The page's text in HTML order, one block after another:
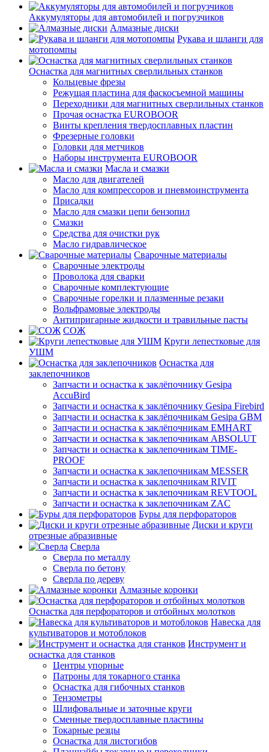
Аккумуляторы для автомобилей и погрузчиков
Алмазные диски
Рукава и шланги для
мотопомпы
Оснастка для магнитных сверлильных станков
Кольцевые фрезы
Режущая пластина для фаскосъемной машины
Переходники для магнитных сверлильных станков
Прочая оснастка EUROBOOR
Винты крепления твердосплавных пластин
Фрезерные головки
Головки для метчиков
Наборы инструмента EUROBOOR
Масла и смазки
Масло для двигателей
Масло для компрессоров и пневмоинструмента
Присадки
Масло для смазки цепи бензопил
Смазки
Средства для очистки рук
Масло гидравлическое
Сварочные материалы
Сварочные электроды
Проволока для сварки
Сварочные комплектующие
Сварочные горелки и плазменные резаки
Вольфрамовые электроды
Антипригарные жидкости и травильные пасты
СОЖ
Круги лепестковые для
УШМ
Оснастка для
заклепочников
Запчасти и оснастка к заклёпочнику Gesipa
AccuBird
Запчасти и оснастка к заклёпочнику Gesipa Firebird
Запчасти и оснастка к заклёпочникам Gesipa GBM
Запчасти и оснастка к заклёпочникам EMHART
Запчасти и оснастка к заклепочникам ABSOLUT
Запчасти и оснастка к заклепочникам TIME-
PROOF
Запчасти и оснастка к заклепочникам MESSER
Запчасти и оснастка к заклепочникам RIVIT
Запчасти и оснастка к заклепочникам REVTOOL
Запчасти и оснастка к заклепочникам ZAC
Буры для перфораторов
Диски и круги
отрезные абразивные
Сверла
Сверла по металлу
Сверла по бетону
Сверла по дереву
Алмазные коронки
Оснастка для перфораторов и отбойных молотков
Навеска для
культиваторов и мотоблоков
Инструмент и
оснастка для станков
Центры упорные
Патроны для токарного станка
Оснастка для гибочных станков
Тензометры
Шлифовальные и заточные круги
Сменные твердосплавные пластины
Токарные резцы
Оснастка для листогибов